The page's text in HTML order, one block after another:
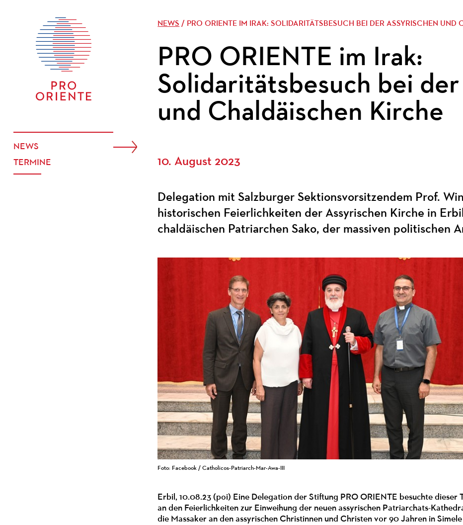
NEWS
TERMINE
NEWS / PRO ORIENTE IM IRAK: SOLIDARITÄTSBESUCH BEI DER ASSYRISCHEN UND
PRO ORIENTE im Irak:
Solidaritätsbesuch bei
und Chaldäischen Kirche
10. August 2023
Delegation mit Salzburger Sektionsvorsitzendem Prof.
historischen Feierlichkeiten der Assyrischen Kirche in
chaldäischen Patriarchen Sako, der massiven politischen
Foto: Facebook / Catholicos-Patriarch-Mar-Awa-III
Erbil, 10.08.23 (poi) Eine Delegation der Stiftung PRO ORIENTE besuchte
an den Feierlichkeiten zur Einweihung der neuen assyrischen Patriarchats-
die Massaker an den assyrischen Christinnen und Christen vor 90 Jahren in